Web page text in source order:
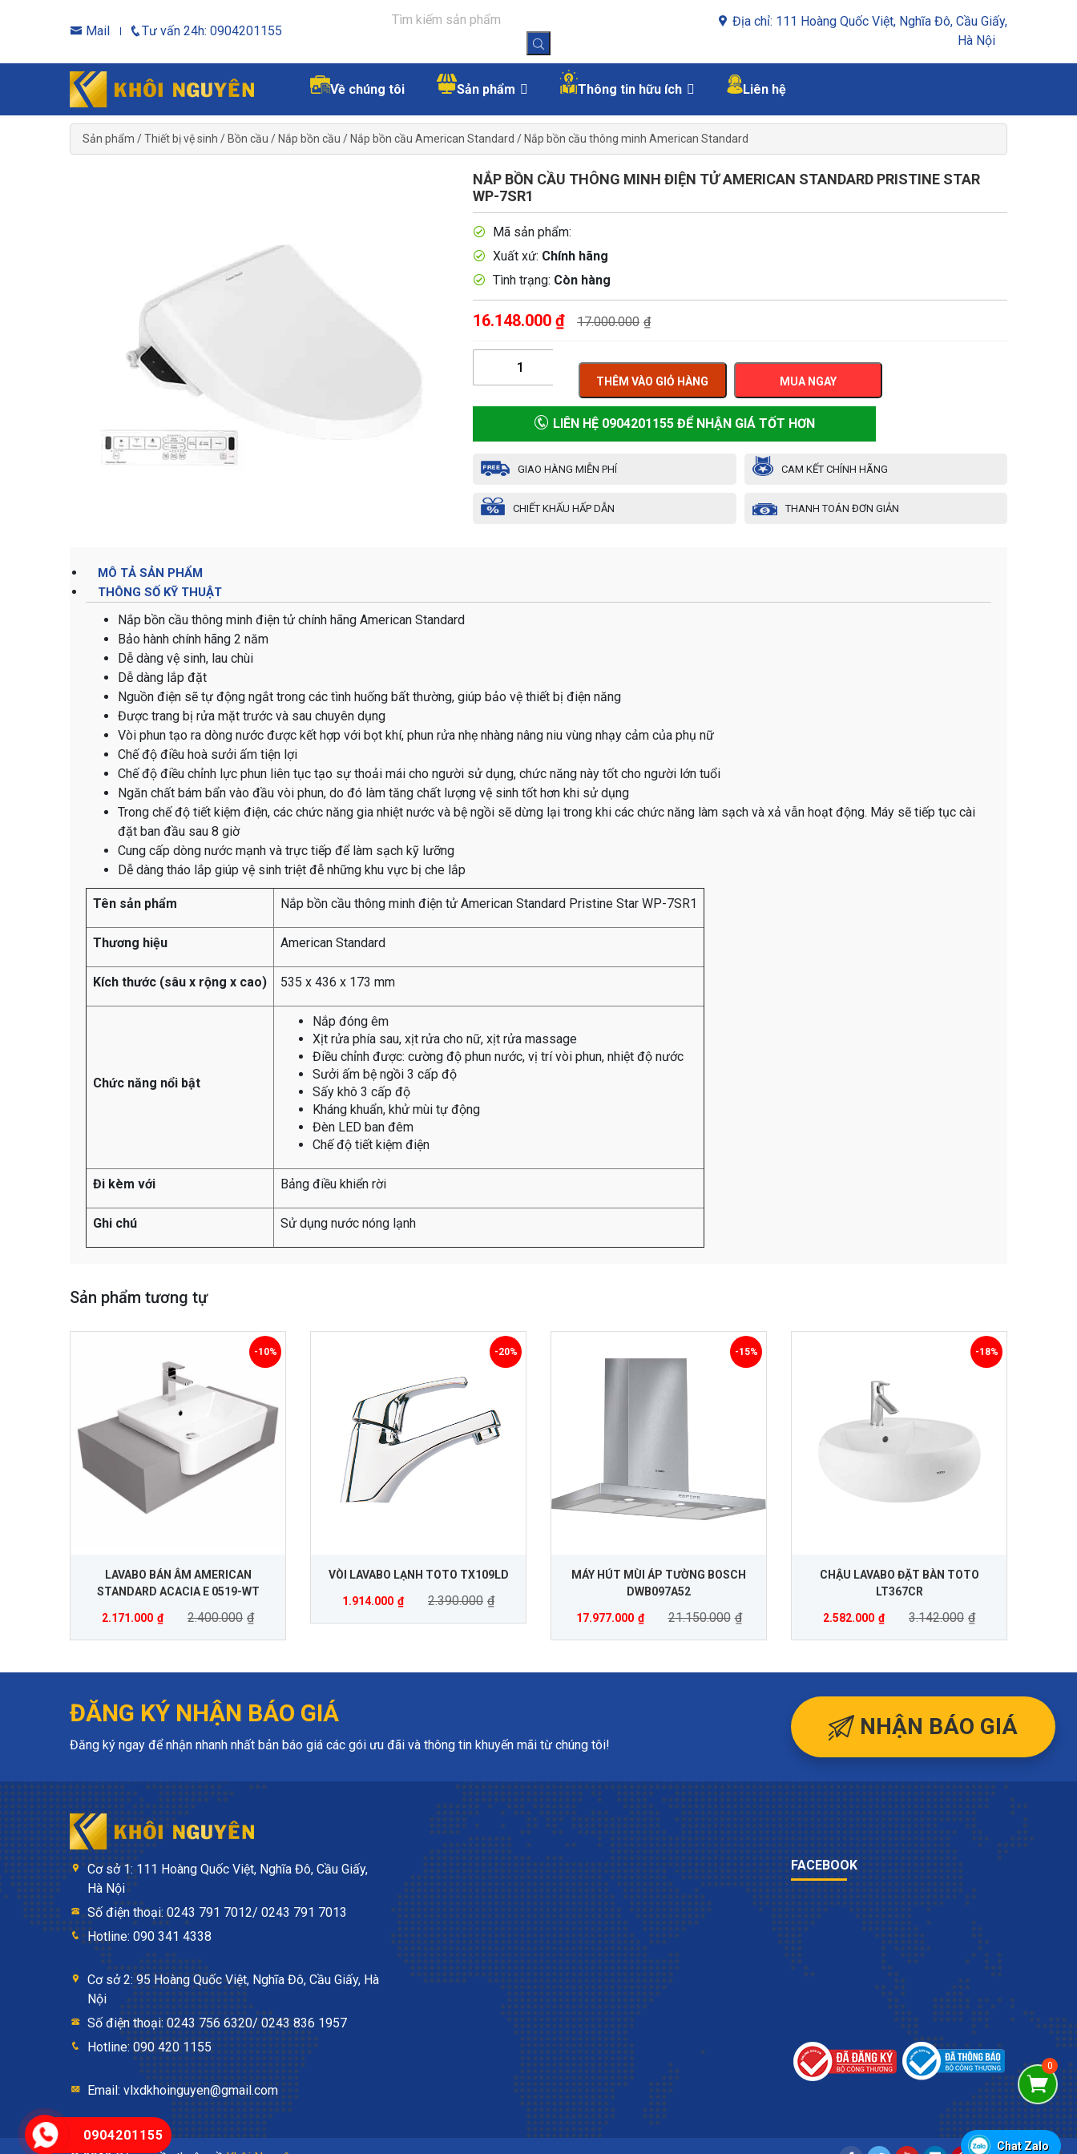
Mail Tư vấn 24h: 0904201155
Địa chỉ: 111 Hoàng Quốc Việt, Nghĩa Đô, Cầu Giấy,
Hà Nội
Về chúng tôi Sản phẩm Thông tin hữu ích Liên hệ
Sản phẩm /Thiết bị vệ sinh / Bồn cầu / Nắp bồn cầu / Nắp bồn cầu American Standard / Nắp bồn cầu thông minh American Standard
NẮP BỒN CẦU THÔNG MINH ĐIỆN TỬ AMERICAN STANDARD PRISTINE STAR
WP-7SR1
Mã sản phẩm:
Xuất xứ: Chính hãng
Tình trạng: Còn hàng
16.148.000 ₫ 17.000.000 ₫
THÊM VÀO GIỎ HÀNG MUA NGAY
LIÊN HỆ 0904201155 ĐỂ NHẬN GIÁ TỐT HƠN
GIAO HÀNG MIỄN PHÍ CAM KẾT CHÍNH HÃNG
CHIẾT KHẤU HẤP DẪN THANH TOÁN ĐƠN GIẢN
MÔ TẢ SẢN PHẨM
THÔNG SỐ KỸ THUẬT
Nắp bồn cầu thông minh điện tử chính hãng American Standard
Bảo hành chính hãng 2 năm
Dễ dàng vệ sinh, lau chùi
Dễ dàng lắp đặt
Nguồn điện sẽ tự động ngắt trong các tình huống bất thường, giúp bảo vệ thiết bị điện năng
Được trang bị rửa mặt trước và sau chuyên dụng
Vòi phun tạo ra dòng nước được kết hợp với bọt khí, phun rửa nhẹ nhàng nâng niu vùng nhạy cảm của phụ nữ
Chế độ điều hoà sưởi ấm tiện lợi
Chế độ điều chỉnh lực phun liên tục tạo sự thoải mái cho người sử dụng, chức năng này tốt cho người lớn tuổi
Ngăn chất bám bẩn vào đầu vòi phun, do đó làm tăng chất lượng vệ sinh tốt hơn khi sử dụng
Trong chế độ tiết kiệm điện, các chức năng gia nhiệt nước và bệ ngồi sẽ dừng lại trong khi các chức năng làm sạch và xả vẫn hoạt động. Máy sẽ tiếp tục cài
đặt ban đầu sau 8 giờ
Cung cấp dòng nước mạnh và trực tiếp để làm sạch kỹ lưỡng
Dễ dàng tháo lắp giúp vệ sinh triệt đễ những khu vực bị che lắp
Tên sản phẩm Nắp bồn cầu thông minh điện tử American Standard Pristine Star WP-7SR1
Thương hiệu American Standard
Kích thước (sâu x rộng x cao) 535 x 436 x 173 mm
Chức năng nổi bật
Nắp đóng êm
Xịt rửa phía sau, xịt rửa cho nữ, xịt rửa massage
Điều chỉnh được: cường độ phun nước, vị trí vòi phun, nhiệt độ nước
Sưởi ấm bệ ngồi 3 cấp độ
Sấy khô 3 cấp độ
Kháng khuẩn, khử mùi tự động
Đèn LED ban đêm
Chế độ tiết kiệm điện
Đi kèm với Bảng điều khiển rời
Ghi chú Sử dụng nước nóng lạnh
Sản phẩm tương tự
LAVABO BÁN ÂM AMERICAN
STANDARD ACACIA E 0519-WT
2.171.000 ₫ 2.400.000 ₫
-10%
VÒI LAVABO LẠNH TOTO TX109LD
1.914.000 ₫ 2.390.000 ₫
-20%
MÁY HÚT MÙI ÁP TƯỜNG BOSCH
DWB097A52
17.977.000 ₫ 21.150.000 ₫
-15%
CHẬU LAVABO ĐẶT BÀN TOTO
LT367CR
2.582.000 ₫ 3.142.000 ₫
-18%
ĐĂNG KÝ NHẬN BÁO GIÁ
Đăng ký ngay để nhận nhanh nhất bản báo giá các gói ưu đãi và thông tin khuyến mãi từ chúng tôi!
NHẬN BÁO GIÁ
Cơ sở 1: 111 Hoàng Quốc Việt, Nghĩa Đô, Cầu Giấy,
Hà Nội
Số điện thoại: 0243 791 7012/ 0243 791 7013
Hotline: 090 341 4338
Cơ sở 2: 95 Hoàng Quốc Việt, Nghĩa Đô, Cầu Giấy, Hà
Nội
Số điện thoại: 0243 756 6320/ 0243 836 1957
Hotline: 090 420 1155
Email: vlxdkhoinguyen@gmail.com
FACEBOOK
0904201155
Chat Zalo